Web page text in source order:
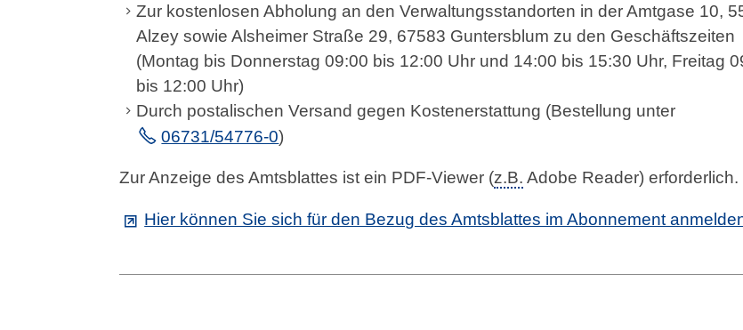
Zur kostenlosen Abholung an den Verwaltungsstandorten in der Amtgase 10,
Alzey sowie Alsheimer Straße 29, 67583 Guntersblum zu den Geschäftszeiten
(Montag bis Donnerstag 09:00 bis 12:00 Uhr und 14:00 bis 15:30 Uhr, Freitag
bis 12:00 Uhr)
Durch postalischen Versand gegen Kostenerstattung (Bestellung unter
06731/54776-0)
Zur Anzeige des Amtsblattes ist ein PDF-Viewer (z.B. Adobe Reader) erforderlich.
Hier können Sie sich für den Bezug des Amtsblattes im Abonnement